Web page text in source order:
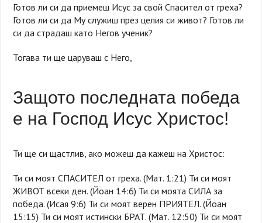
Готов ли си да приемеш Исус за свой Спасител от греха?
Готов ли си да Му служиш през целия си живот? Готов ли
си да страдаш като Негов ученик?
Тогава ти ще царуваш с Него,
Защото последната победа
е на Господ Исус Христос!
Ти ще си щастлив, ако можеш да кажеш на Христос:
Ти си моят СПАСИТЕЛ от греха. (Мат. 1:21) Ти си моят
ЖИВОТ всеки ден. (Йоан 14:6) Ти си моята СИЛА за
победа. (Исая 9:6) Ти си моят верен ПРИЯТЕЛ. (Йоан
15:15) Ти си моят истински БРАТ. (Мат. 12:50) Ти си моят